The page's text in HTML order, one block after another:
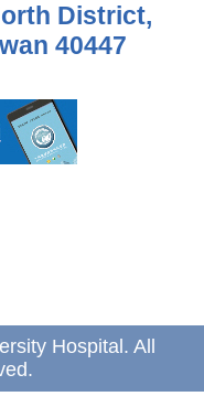
District,
40447
Hospital. All